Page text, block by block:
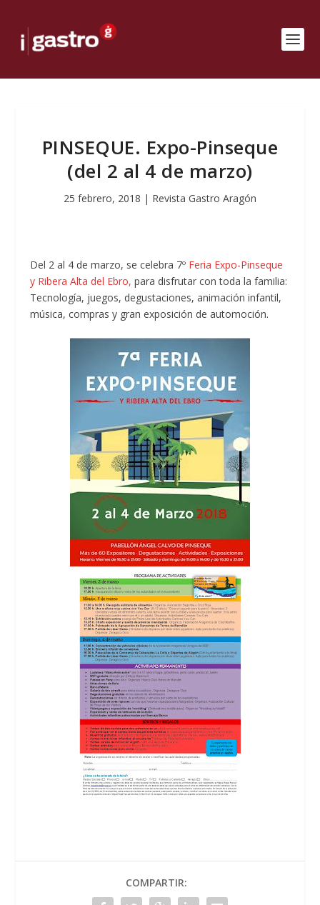
PINSEQUE. Expo-Pinseque
(del 2 al 4 de marzo)
25 febrero, 2018 | Revista Gastro Aragón
Del 2 al 4 de marzo, se celebra 7º Feria Expo-Pinseque
y Ribera Alta del Ebro,para disfrutar con toda la familia:
Tecnología, juegos, degustaciones, animación infantil,
música, compras y gran exposición de automoción.
COMPARTIR: